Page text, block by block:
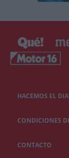
HACEMOS EL
CONDICIONES
CONTACTO